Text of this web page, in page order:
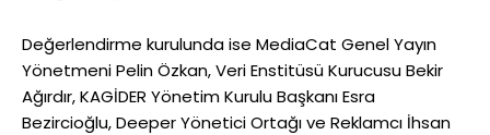
Değerlendirme kurulunda ise MediaCat Genel Yayın
Yönetmeni Pelin Özkan, Veri Enstitüsü Kurucusu Bekir
Ağırdır, KAGİDER Yönetim Kurulu Başkanı Esra
Bezircioğlu, Deeper Yönetici Ortağı ve Reklamcı İhsan